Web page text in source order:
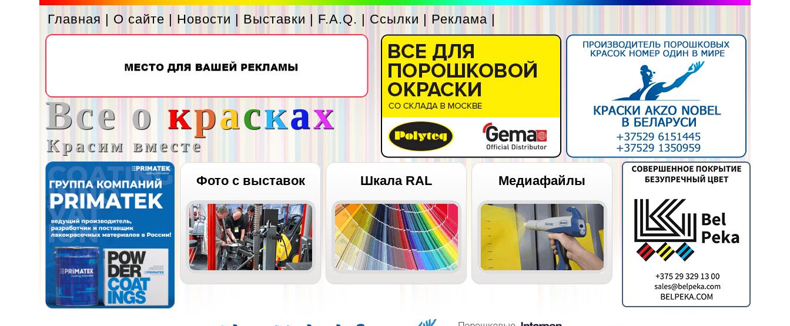
Главная | О сайте | Новости | Выставки | F.A.Q. | Ссылки | Реклама |
Все о красках
Красим вместе
Фото с выставок Шкала RAL Медиафайлы